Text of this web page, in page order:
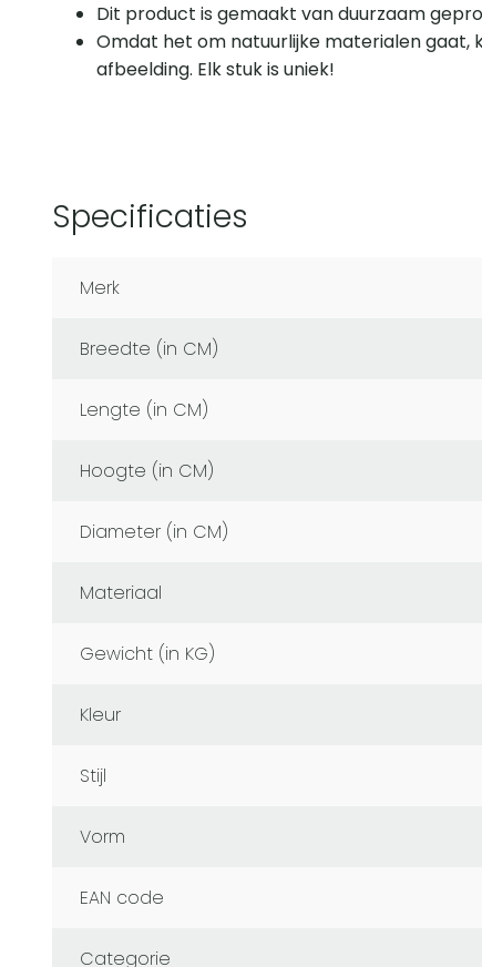
Dit product is gemaakt van duurzaam
Omdat het om natuurlijke materialen gaat,
afbeelding. Elk stuk is uniek!
Specificaties
Merk
Breedte (in CM)
Lengte (in CM)
Hoogte (in CM)
Diameter (in CM)
Materiaal
Gewicht (in KG)
Kleur
Stijl
Vorm
EAN code
Categorie